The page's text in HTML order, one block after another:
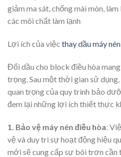
giảm ma sát, chống mài mòn,
các môi chất làm lạnh
Lợi ích của việc thay dầu máy
Đổi dầu cho block điều hòa
trọng. Sau một thời gian sử
quan trọng của quy trình bảo
đem lại những lợi ích thiết thực
1. Bảo vệ máy nén điều hòa:
vệ và duy trì sự hoạt động hiệu
mới sẽ cung cấp sự bôi trơn cần